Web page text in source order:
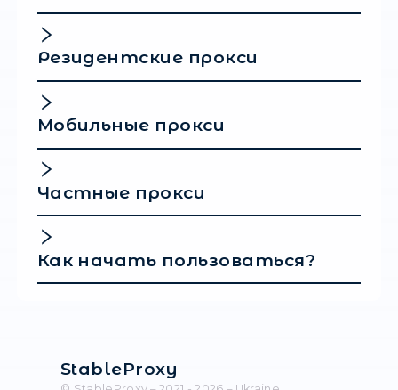
конфиденциальности, предотвратить риски
персональных данных, обойти любые
региональные ограничения и сделать
безопасным. Процесс настройки не
значительных сложностей и не занимает
времени, поэтому использовать прокси на
мобильном устройстве, компьютере или
сможет любой пользователь. Всё, о чём
необходимо позаботиться, — выбор
провайдера, который предоставит вам
качественным прокси-серверам.